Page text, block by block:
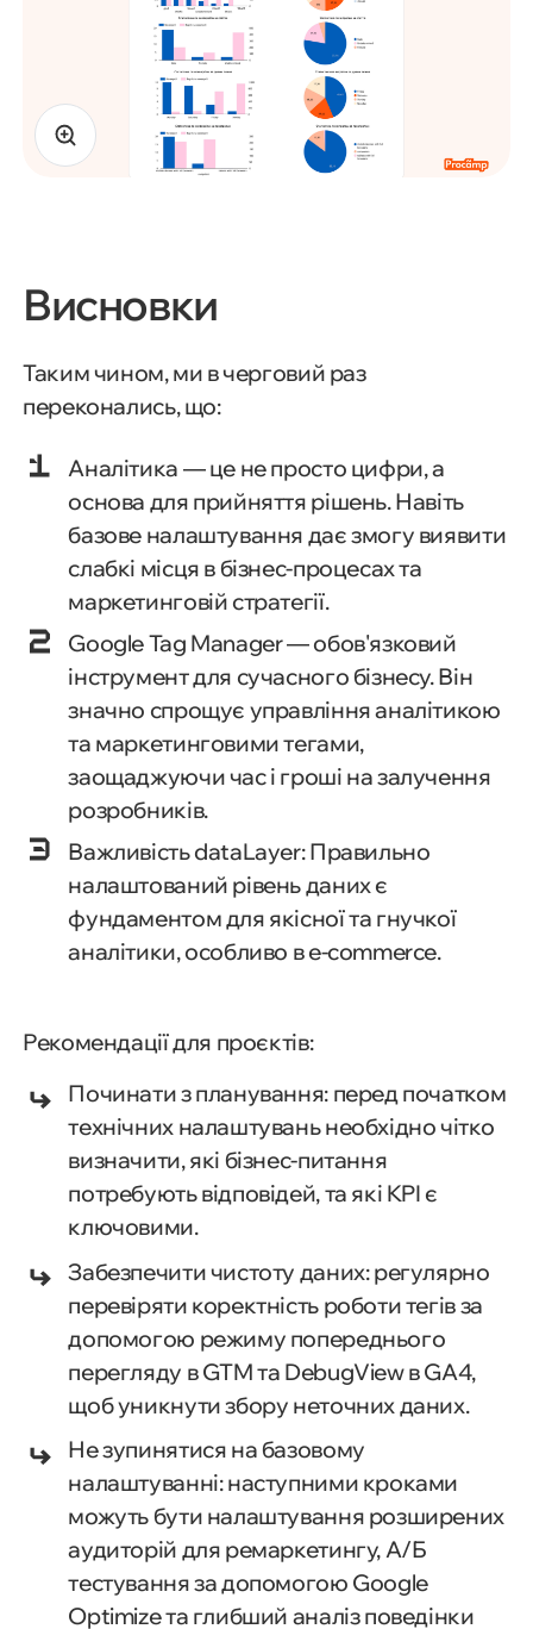
Висновки
Таким чином, ми в черговий раз
переконались, що:
Аналітика — це не просто цифри, а
основа для прийняття рішень. Навіть
базове налаштування дає змогу виявити
слабкі місця в бізнес-процесах та
маркетинговій стратегії.
Google Tag Manager — обов'язковий
інструмент для сучасного бізнесу. Він
значно спрощує управління аналітикою
та маркетинговими тегами,
заощаджуючи час і гроші на залучення
розробників.
Важливість dataLayer: Правильно
налаштований рівень даних є
фундаментом для якісної та гнучкої
аналітики, особливо в e-commerce.
Рекомендації для проєктів:
Починати з планування: перед початком
технічних налаштувань необхідно чітко
визначити, які бізнес-питання
потребують відповідей, та які KPI є
ключовими.
Забезпечити чистоту даних: регулярно
перевіряти коректність роботи тегів за
допомогою режиму попереднього
перегляду в GTM та DebugView в GA4,
щоб уникнути збору неточних даних.
Не зупинятися на базовому
налаштуванні: наступними кроками
можуть бути налаштування розширених
аудиторій для ремаркетингу, А/Б
тестування за допомогою Google
Optimize та глибший аналіз поведінки